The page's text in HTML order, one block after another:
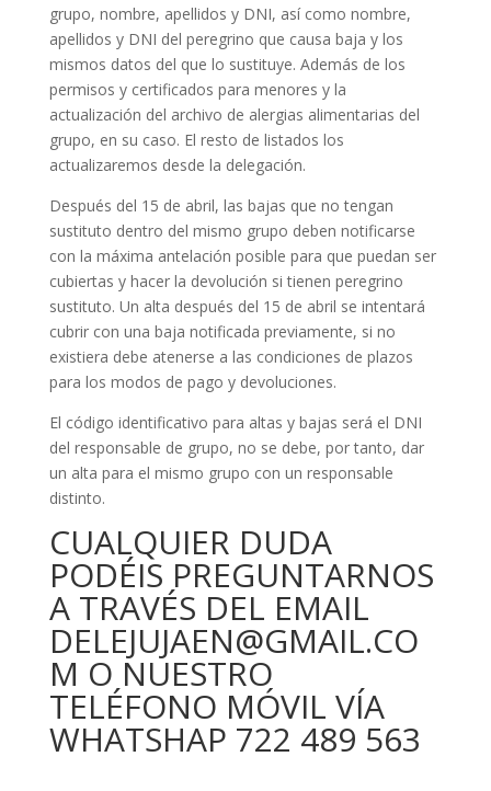
grupo, nombre, apellidos y DNI, así como nombre,
apellidos y DNI del peregrino que causa baja y los
mismos datos del que lo sustituye. Además de los
permisos y certificados para menores y la
actualización del archivo de alergias alimentarias del
grupo, en su caso. El resto de listados los
actualizaremos desde la delegación.
Después del 15 de abril, las bajas que no tengan
sustituto dentro del mismo grupo deben notificarse
con la máxima antelación posible para que puedan ser
cubiertas y hacer la devolución si tienen peregrino
sustituto. Un alta después del 15 de abril se intentará
cubrir con una baja notificada previamente, si no
existiera debe atenerse a las condiciones de plazos
para los modos de pago y devoluciones.
El código identificativo para altas y bajas será el DNI
del responsable de grupo, no se debe, por tanto, dar
un alta para el mismo grupo con un responsable
distinto.
CUALQUIER DUDA
PODÉIS PREGUNTARNOS
A TRAVÉS DEL EMAIL
DELEJUJAEN@GMAIL.CO
M O NUESTRO
TELÉFONO MÓVIL VÍA
WHATSHAP 722 489 563